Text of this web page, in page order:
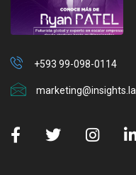
+593 99-098-0114
marketing@insights.la